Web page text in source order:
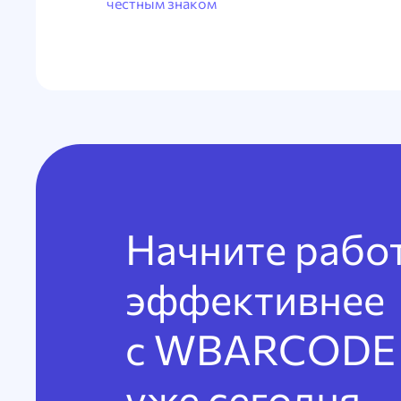
Начните
эффективнее
с WBARCODE